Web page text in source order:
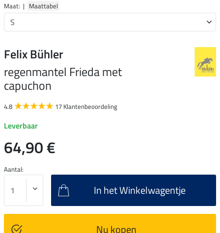
Maat: | Maattabel
Felix Bühler
regenmantel Frieda met
capuchon
4.8 17 Klantenbeoordeling
Leverbaar
64,90 €
Aantal:
In het Winkelwagentje
Nu kopen